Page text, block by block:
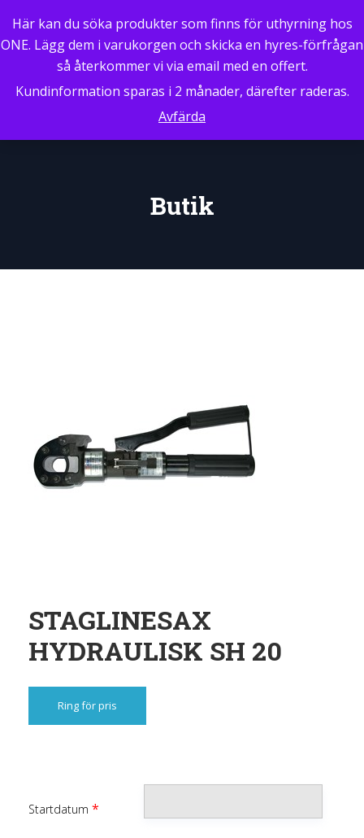
Här kan du söka produkter som finns för uthyrning hos
ONE. Lägg dem i varukorgen och skicka en hyres-förfrågan
så återkommer vi via email med en offert.
Kundinformation sparas i 2 månader, därefter raderas.
Avfärda
Butik
STAGLINESAX
HYDRAULISK SH 20
Ring för pris
Startdatum *